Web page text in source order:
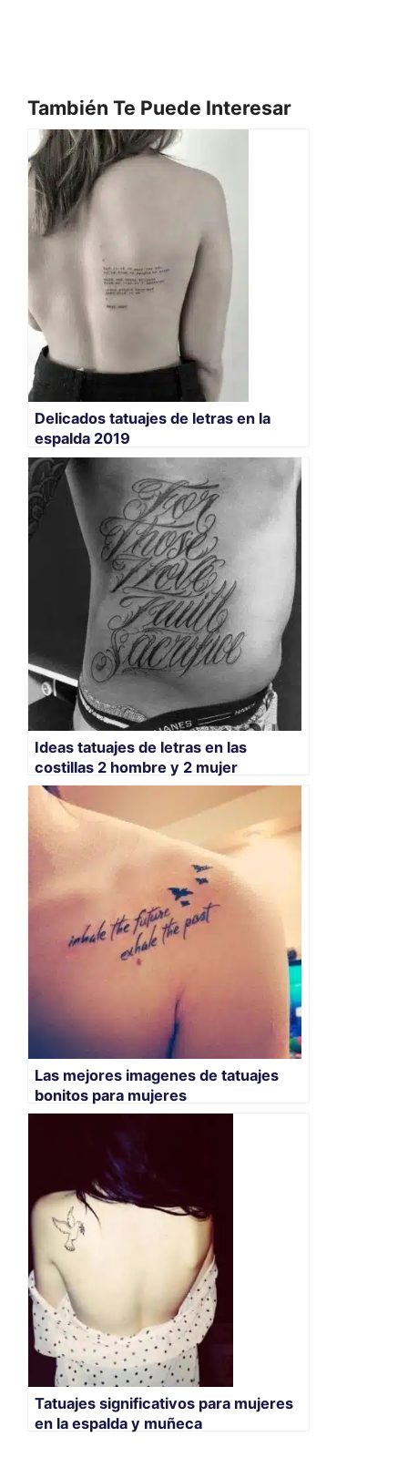
También Te Puede Interesar
Delicados tatuajes de letras en la
espalda 2019
Ideas tatuajes de letras en las
costillas 2 hombre y 2 mujer
Las mejores imagenes de tatuajes
bonitos para mujeres
Tatuajes significativos para mujeres
en la espalda y muñeca